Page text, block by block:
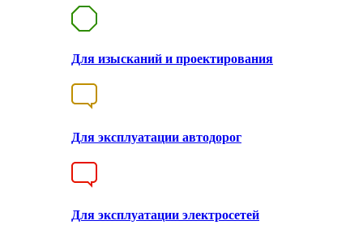
Для изысканий и проектирования
Для эксплуатации автодорог
Для эксплуатации электросетей